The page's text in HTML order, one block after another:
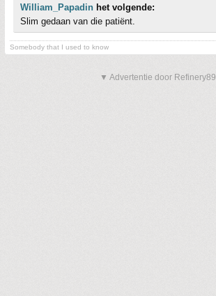
William_Papadin het volgende:
Slim gedaan van die patiënt.
Somebody that I used to know
▼ Advertentie door Refinery89